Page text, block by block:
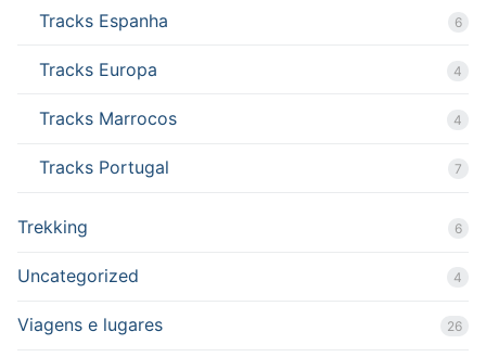
Tracks Espanha 6
Tracks Europa 4
Tracks Marrocos 4
Tracks Portugal 7
Trekking 6
Uncategorized 4
Viagens e lugares 26